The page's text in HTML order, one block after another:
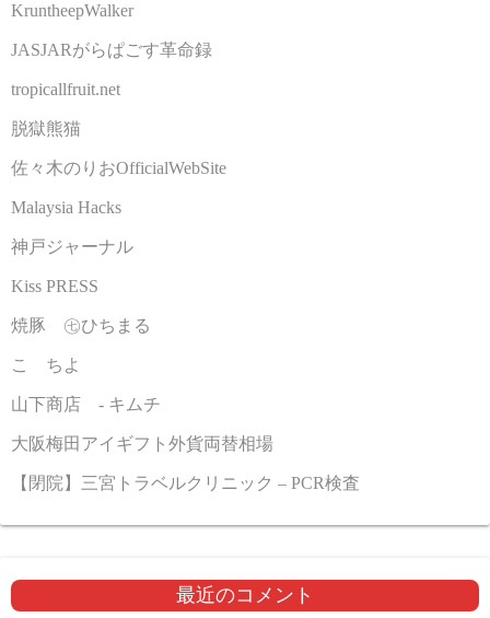
KruntheepWalker
JASJARがらぱごす革命録
tropicallfruit.net
脱獄熊猫
佐々木のりおOfficialWebSite
Malaysia Hacks
神戸ジャーナル
Kiss PRESS
焼豚 ㊆ひちまる
こゝちよ
山下商店 - キムチ
大阪梅田アイギフト外貨両替相場
【閉院】三宮トラベルクリニック – PCR検査
最近のコメント